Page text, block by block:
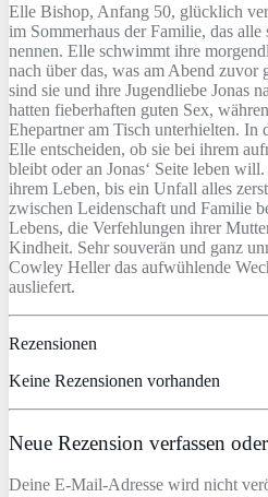
Elle Bishop, Anfang 50, glücklich
im Sommerhaus der Familie, das alle
nennen. Elle schwimmt ihre
nach über das, was am Abend zuvor
sind sie und ihre Jugendliebe Jonas
hatten fieberhaften guten Sex,
Ehepartner am Tisch unterhielten. In
Elle entscheiden, ob sie bei ihrem
bleibt oder an Jonas‘ Seite leben
ihrem Leben, bis ein Unfall alles
zwischen Leidenschaft und Familie
Lebens, die Verfehlungen ihrer
Kindheit. Sehr souverän und ganz
Cowley Heller das aufwühlende
ausliefert.
Rezensionen
Keine Rezensionen vorhanden
Neue Rezension verfassen
Deine E-Mail-Adresse wird nicht